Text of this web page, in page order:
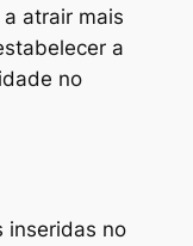
atrair mais
a
no
inseridas no